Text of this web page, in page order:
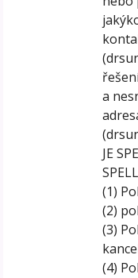
a
JE
(1)
(2)
(3)
(4)